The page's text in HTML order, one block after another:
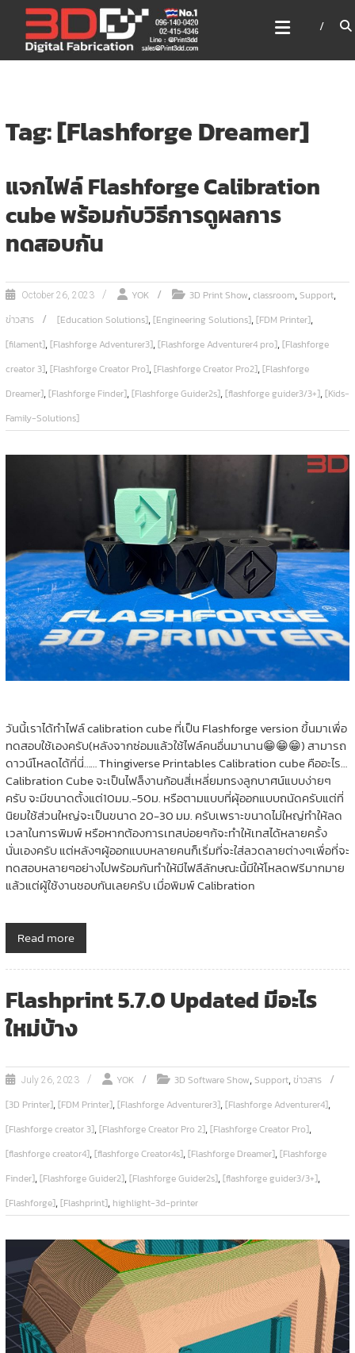
content
3DD DIGITAL FABRICATION
เครื่องพิมพ์3มิติ สแกนเนอร์
เลเซอร์
Tag: [Flashforge Dreamer]
แจกไฟล์ Flashforge Calibration
cube พร้อมกับวิธีการดูผลการ
ทดสอบกัน
October 26, 2023 YOK 3D Print Show,classroom,Support,
ข่าวสาร [Education Solutions],[Engineering Solutions],[FDM Printer],
[filament],[Flashforge Adventurer3],[Flashforge Adventurer4 pro],[Flashforge
creator 3],[Flashforge Creator Pro],[Flashforge Creator Pro2],[Flashforge
Dreamer],[Flashforge Finder],[Flashforge Guider2s],[flashforge guider3/3+],[Kids-
Family-Solutions]
วันนี้เราได้ทำไฟล์ calibration cube ที่เป็น Flashforge version ขึ้นมาเพื่อ
ทดสอบใช้เองครับ(หลังจากซ่อมแล้วใช้ไฟล์คนอื่นมานาน😁😁😁) สามารถ
ดาวน์โหลดได้ที่นี่…… Thingiverse Printables Calibration cube คืออะไร…
Calibration Cube จะเป็นไฟล็งานก้อนสี่เหลี่ยมทรงลูกบาศน์แบบง่ายๆ
ครับ จะมีขนาดตั้งแต่10มม.-50ม. หรือตามแบบที่ผุ้ออกแบบถนัดครับแต่ที่
นิยมใช้ส่วนใหญ่จะเป็นขนาด 20-30 มม. ครับเพราะขนาดไม่ใหญ่ทำให้ลด
เวลาในการพิมพ์ หรือหากต้องการเทสบ่อยๆก้จะทำให้เทสได้หลายครั้ง
นั่นเองครับ แต่หลังๆผู้ออกแบบหลายคนก็เริ่มที่จะใส่ลวดลายต่างๆเพื่อที่จะ
ทดสอบหลายๆอย่างไปพร้อมกันทำให้มีไฟลืลักษณะนี้มีให้โหลดฟรีมากมาย
แล้วแต่ผู้ใช้งานชอบกันเลยครับ เมื่อพิมพ์ Calibration
Read more
Flashprint 5.7.0 Updated มีอะไร
ใหม่บ้าง
July 26, 2023 YOK 3D Software Show,Support,ข่าวสาร
[3D Printer],[FDM Printer],[Flashforge Adventurer3],[Flashforge Adventurer4],
[Flashforge creator 3],[Flashforge Creator Pro 2],[Flashforge Creator Pro],
[flashforge creator4],[flashforge Creator4s],[Flashforge Dreamer],[Flashforge
Finder],[Flashforge Guider2],[Flashforge Guider2s],[flashforge guider3/3+],
[Flashforge],[Flashprint], highlight-3d-printer